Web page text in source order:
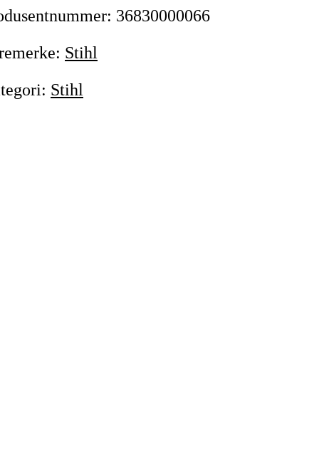
: 36830000066
: Stihl
: Stihl